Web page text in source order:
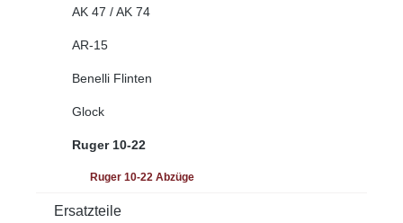
AK 47 / AK 74
AR-15
Benelli Flinten
Glock
Ruger 10-22
Ruger 10-22 Abzüge
Ersatzteile